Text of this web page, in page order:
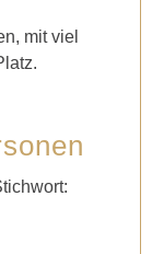
mit viel